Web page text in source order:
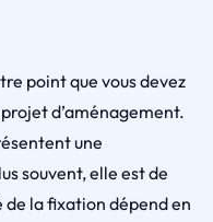
point que vous devez
d’aménagement.
une
souvent, elle est de
la fixation dépend en